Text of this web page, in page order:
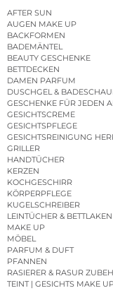
AFTER SUN
AUGEN MAKE UP
BACKFORMEN
BADEMÄNTEL
BEAUTY GESCHENKE
BETTDECKEN
DAMEN PARFUM
DUSCHGEL &
GESCHENKE FÜR JEDEN
GESICHTSCREME
GESICHTSPFLEGE
GESICHTSREINIGUNG
GRILLER
HANDTÜCHER
KERZEN
KOCHGESCHIRR
KÖRPERPFLEGE
KUGELSCHREIBER
LEINTÜCHER & BETTLAKEN
MAKE UP
MÖBEL
PARFUM & DUFT
PFANNEN
RASIERER & RASUR
TEINT | GESICHTS MAKE